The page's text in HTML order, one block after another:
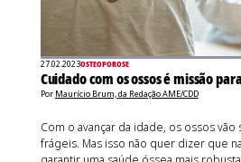
27.02.2023OSTEOPOROSE
Cuidado com os ossos é missão
Por Maurício Brum, da Redação AME/CDD
Com o avançar da idade, os ossos
frágeis. Mas isso não quer dizer que